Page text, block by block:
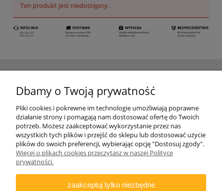
Ten produkt jest niedostępny.
INFORMACJE
DODATKOWE
Copyright © 2021 iDino.pl. Wszelkie prawa zastrzeżone.
Dbamy o Twoją prywatność
Pliki cookies i pokrewne im technologie umożliwiają poprawne
działanie strony i pomagają nam dostosować ofertę do Twoich
potrzeb. Możesz zaakceptować wykorzystanie przez nas
wszystkich tych plików i przejść do sklepu lub dostosować użycie
plików do swoich preferencji, wybierając opcję "Dostosuj zgody".
Więcej o plikach cookies przeczytasz w naszej Polityce
prywatności.
zaakceptuj tylko niezbędne